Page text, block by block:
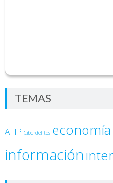
TEMAS
AFIP Ciberdelitos economía
información